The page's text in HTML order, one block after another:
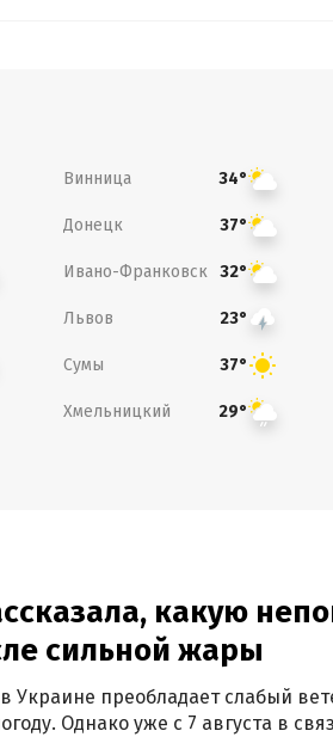
Винница 34°
Донецк 37°
Ивано-Франковск 32°
Львов 23°
Сумы 37°
Хмельницкий 29°
какую
сильной жары
Украине преобладает слабый
Однако уже с 7 августа в